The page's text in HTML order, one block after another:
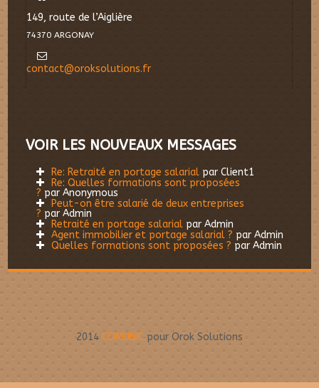
149, route de l’Aiglière
74370 ARGONAY
contact@oroksolutions.fr
VOIR LES NOUVEAUX MESSAGES
Re: Retraité en portage salarial par Client1
Re: Quelles formations sont proposées
? par Anonymous
Peut-on être salarié de deux entreprises
? par Admin
Retraité en portage salarial par Admin
Agent immobilier et portage salarial ? par Admin
Quelles formations sont proposées ? par Admin
2014 COMUNIC pour Orok Solutions